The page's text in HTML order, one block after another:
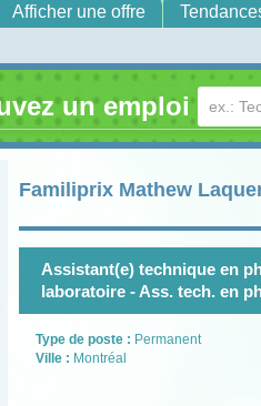
Afficher une offre
un emploi
Familiprix Mathew
Assistant(e) technique en
laboratoire - Ass. tech. en
Type de poste : Permanent
Ville : Montréal